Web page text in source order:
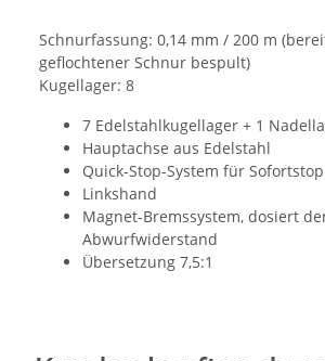
Schnurfassung: 0,14 mm / 200 m
geflochtener Schnur bespult)
Kugellager: 8
7 Edelstahlkugellager + 1
Hauptachse aus Edelstahl
Quick-Stop-System für
Linkshand
Magnet-Bremssystem, dosiert
Abwurfwiderstand
Übersetzung 7,5:1